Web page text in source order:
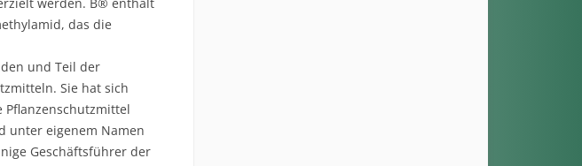
das die
und Teil der
Sie hat sich
unter eigenem Namen
Geschäftsführer der